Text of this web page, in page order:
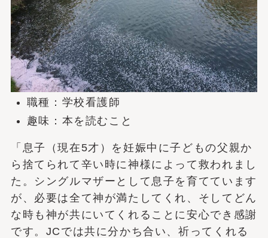
職種：学校看護師
趣味：本を読むこと
「息子（現在5才）を妊娠中に子どもの父親か
ら捨てられて辛い時に神様によって救われまし
た。シングルマザーとして息子を育てています
が、必要は全て神が満たしてくれ、そしてどん
な時も神が共にいてくれることに安心でき感謝
です。JCでは共に分かち合い、祈ってくれる